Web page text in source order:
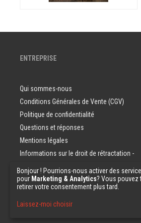
ENTREPRISE
Qui sommes-nous
Conditions Générales de Vente (CGV)
Politique de confidentialité
Questions et réponses
Mentions légales
Informations sur le droit de rétractation -
Consommateurs
Echantillons de papier peint
Bonjour ! Pourrions-nous activer des
pour Marketing & Analytics? Vous
retirer votre consentement plus tard.
Laissez-moi choisir